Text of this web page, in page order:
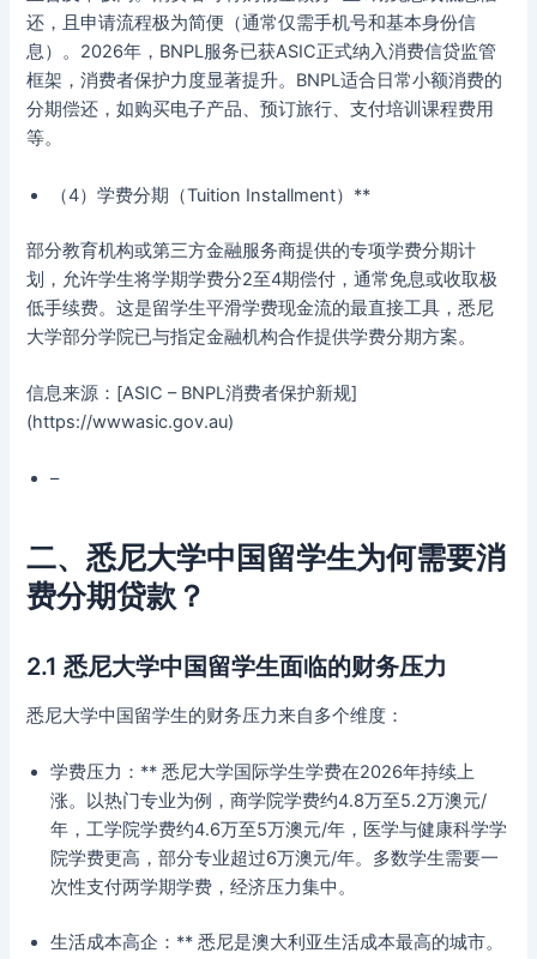
还，且申请流程极为简便（通常仅需手机号和基本身份信
息）。2026年，BNPL服务已获ASIC正式纳入消费信贷监管
框架，消费者保护力度显著提升。BNPL适合日常小额消费的
分期偿还，如购买电子产品、预订旅行、支付培训课程费用
等。
（4）学费分期（Tuition Installment）**
部分教育机构或第三方金融服务商提供的专项学费分期计
划，允许学生将学期学费分2至4期偿付，通常免息或收取极
低手续费。这是留学生平滑学费现金流的最直接工具，悉尼
大学部分学院已与指定金融机构合作提供学费分期方案。
信息来源：[ASIC – BNPL消费者保护新规]
(https://wwwasic.gov.au)
–
二、悉尼大学中国留学生为何需要消
费分期贷款？
2.1 悉尼大学中国留学生面临的财务压力
悉尼大学中国留学生的财务压力来自多个维度：
学费压力：** 悉尼大学国际学生学费在2026年持续上
涨。以热门专业为例，商学院学费约4.8万至5.2万澳元/
年，工学院学费约4.6万至5万澳元/年，医学与健康科学学
院学费更高，部分专业超过6万澳元/年。多数学生需要一
次性支付两学期学费，经济压力集中。
生活成本高企：** 悉尼是澳大利亚生活成本最高的城市。